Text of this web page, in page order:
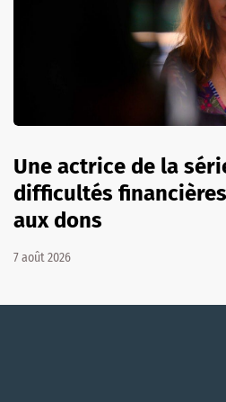
Une actrice de la
difficultés
aux dons
7 août 2026